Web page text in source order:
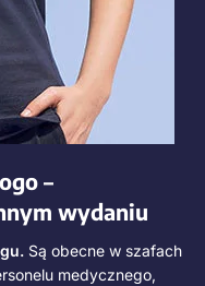
–
wydaniu
Są obecne w szafach
medycznego,